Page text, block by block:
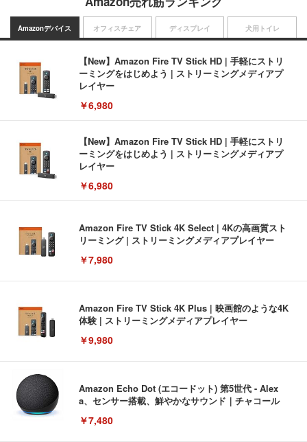
Amazonデバイス
【New】Amazon Fire TV Stick HD | 手軽にストリ
ーミングをはじめよう | ストリーミングメディアプ
レイヤー
￥6,980
【New】Amazon Fire TV Stick HD | 手軽にストリ
ーミングをはじめよう | ストリーミングメディアプ
レイヤー
￥6,980
Amazon Fire TV Stick 4K Select | 4Kの高画質スト
リーミング | ストリーミングメディアプレイヤー
￥7,980
Amazon Fire TV Stick 4K Plus | 映画館のような4K
体験 | ストリーミングメディアプレイヤー
￥9,980
Amazon Echo Dot (エコードット) 第5世代 - Alex
a、センサー搭載、鮮やかなサウンド｜チャコール
￥7,480
オフィスチェア ディスプレイ 犬用トイレ